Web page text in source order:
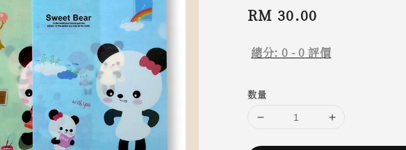
Regular
RM 30.00
總分: 0 -0 評價
数量